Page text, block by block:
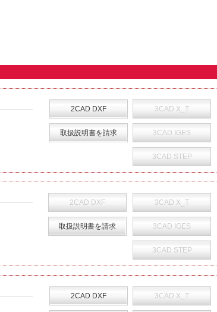
2CAD DXF
取扱説明書を請求
3CAD X_T
3CAD IGES
3CAD STEP
2CAD DXF
取扱説明書を請求
3CAD X_T
3CAD IGES
3CAD STEP
2CAD DXF 3CAD X_T